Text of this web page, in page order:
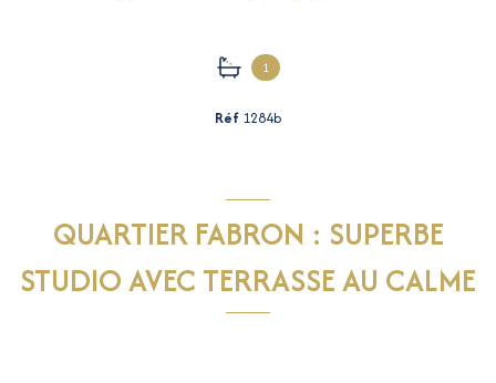
1
Réf 1284b
QUARTIER FABRON : SUPERBE
STUDIO AVEC TERRASSE AU CALME